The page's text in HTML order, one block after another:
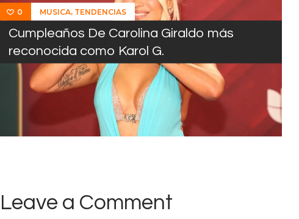
0 MUSICA, TENDENCIAS
Cumpleaños De Carolina Giraldo más
reconocida como Karol G.
Leave a Comment